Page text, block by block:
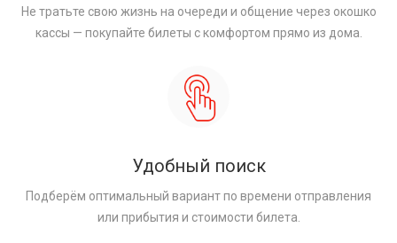
Не тратьте свою жизнь на очереди и общение через окошко
кассы — покупайте билеты с комфортом прямо из дома.
Удобный поиск
Подберём оптимальный вариант по времени отправления
или прибытия и стоимости билета.